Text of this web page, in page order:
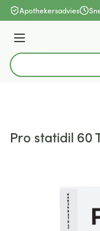
Ga naar de inhoud
Apothekersadvies
Menu
Product, merk,
Pro statidil 60